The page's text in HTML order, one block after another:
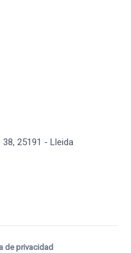
38, 25191 - Lleida
de privacidad